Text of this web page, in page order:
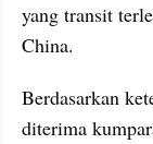
yang transit
China.
Berdasarkan
diterima